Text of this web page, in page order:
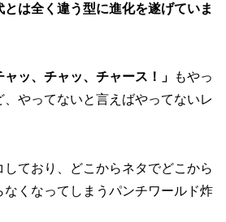
は全く違う型に進化を遂げていま
ャッ、チャッ、チャース！」
もやっ
やってないと言えばやってないレ
しており、どこからネタでどこから
なくなってしまうパンチワールド炸